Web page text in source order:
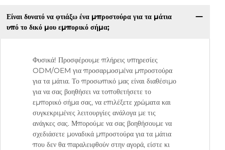
Είναι δυνατό να φτιάξω ένα μπροστούρα για τα μάτια
υπό το δικό μου εμπορικό σήμα;
Φυσικά! Προσφέρουμε πλήρεις υπηρεσίες
ODM/OEM για προσαρμοσμένα μπροστούρα
για τα μάτια. Το προσωπικό μας είναι διαθέσιμο
για να σας βοηθήσει να τοποθετήσετε το
εμπορικό σήμα σας, να επιλέξετε χρώματα και
συγκεκριμένες λειτουργίες ανάλογα με τις
ανάγκες σας. Μπορούμε να σας βοηθήσουμε να
σχεδιάσετε μοναδικά μπροστούρα για τα μάτια
που δεν θα παραλειφθούν στην αγορά, είστε κι